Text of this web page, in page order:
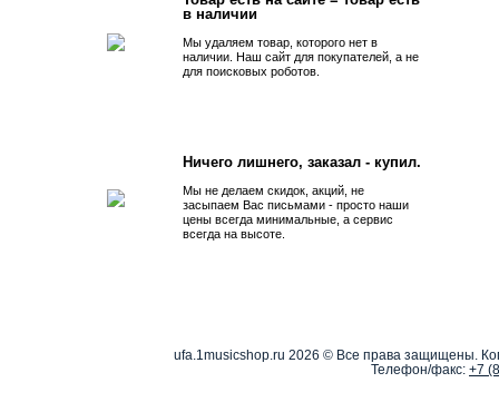
в наличии
Мы удаляем товар, которого нет в
наличии. Наш сайт для покупателей, а не
для поисковых роботов.
Ничего лишнего, заказал - купил.
Мы не делаем скидок, акций, не
засыпаем Вас письмами - просто наши
цены всегда минимальные, а сервис
всегда на высоте.
ufa.1musicshop.ru 2026 © Все права защищены.
Телефон/факс: +7